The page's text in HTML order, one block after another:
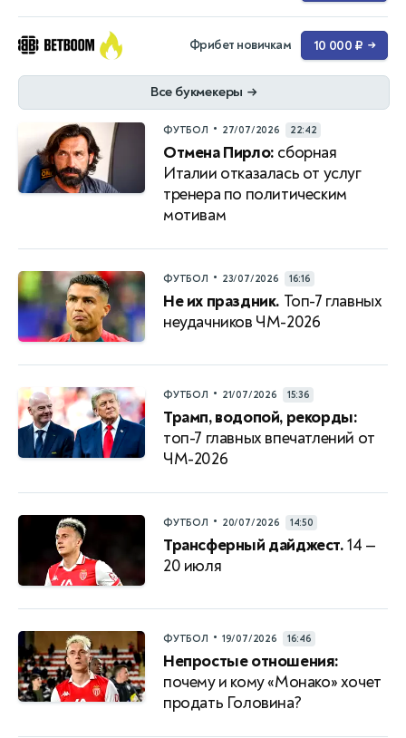
Фрибет новичкам 10 000 ₽ →
Все букмекеры →
ФУТБОЛ • 27/07/2026 22:42
Отмена Пирло: сборная
Италии отказалась от услуг
тренера по политическим
мотивам
ФУТБОЛ • 23/07/2026 16:16
Не их праздник. Топ-7 главных
неудачников ЧМ-2026
ФУТБОЛ • 21/07/2026 15:36
Трамп, водопой, рекорды:
топ-7 главных впечатлений от
ЧМ-2026
ФУТБОЛ • 20/07/2026 14:50
Трансферный дайджест.14 —
20 июля
ФУТБОЛ • 19/07/2026 16:46
Непростые отношения:
почему и кому «Монако» хочет
продать Головина?